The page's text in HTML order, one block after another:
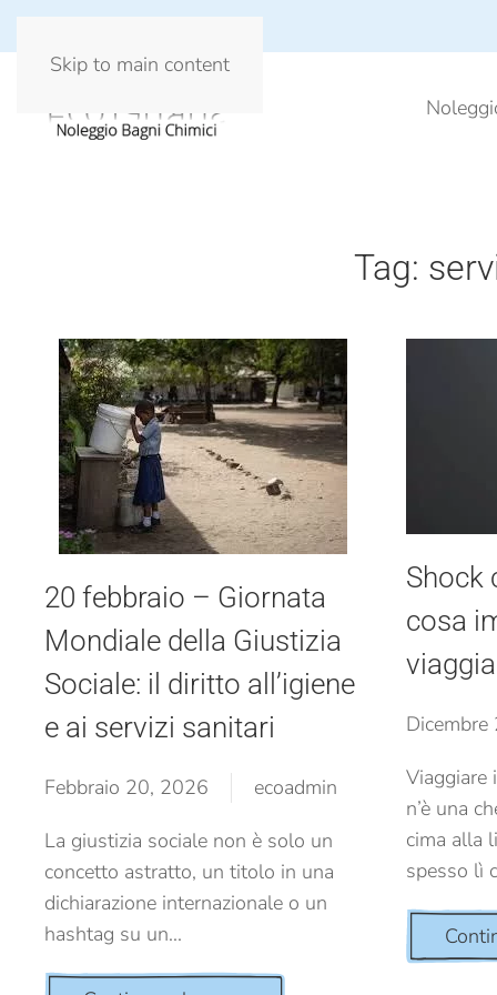
Skip to main content
Tag:
20 febbraio – Giornata
Mondiale della Giustizia
Sociale: il diritto all’igiene
e ai servizi sanitari
Febbraio 20, 2026
ecoadmin
La giustizia sociale non è solo un
concetto astratto, un titolo in una
dichiarazione internazionale o un
hashtag su un...
Shock
cosa
Viaggiare
n’è una
cima alla
spesso lì